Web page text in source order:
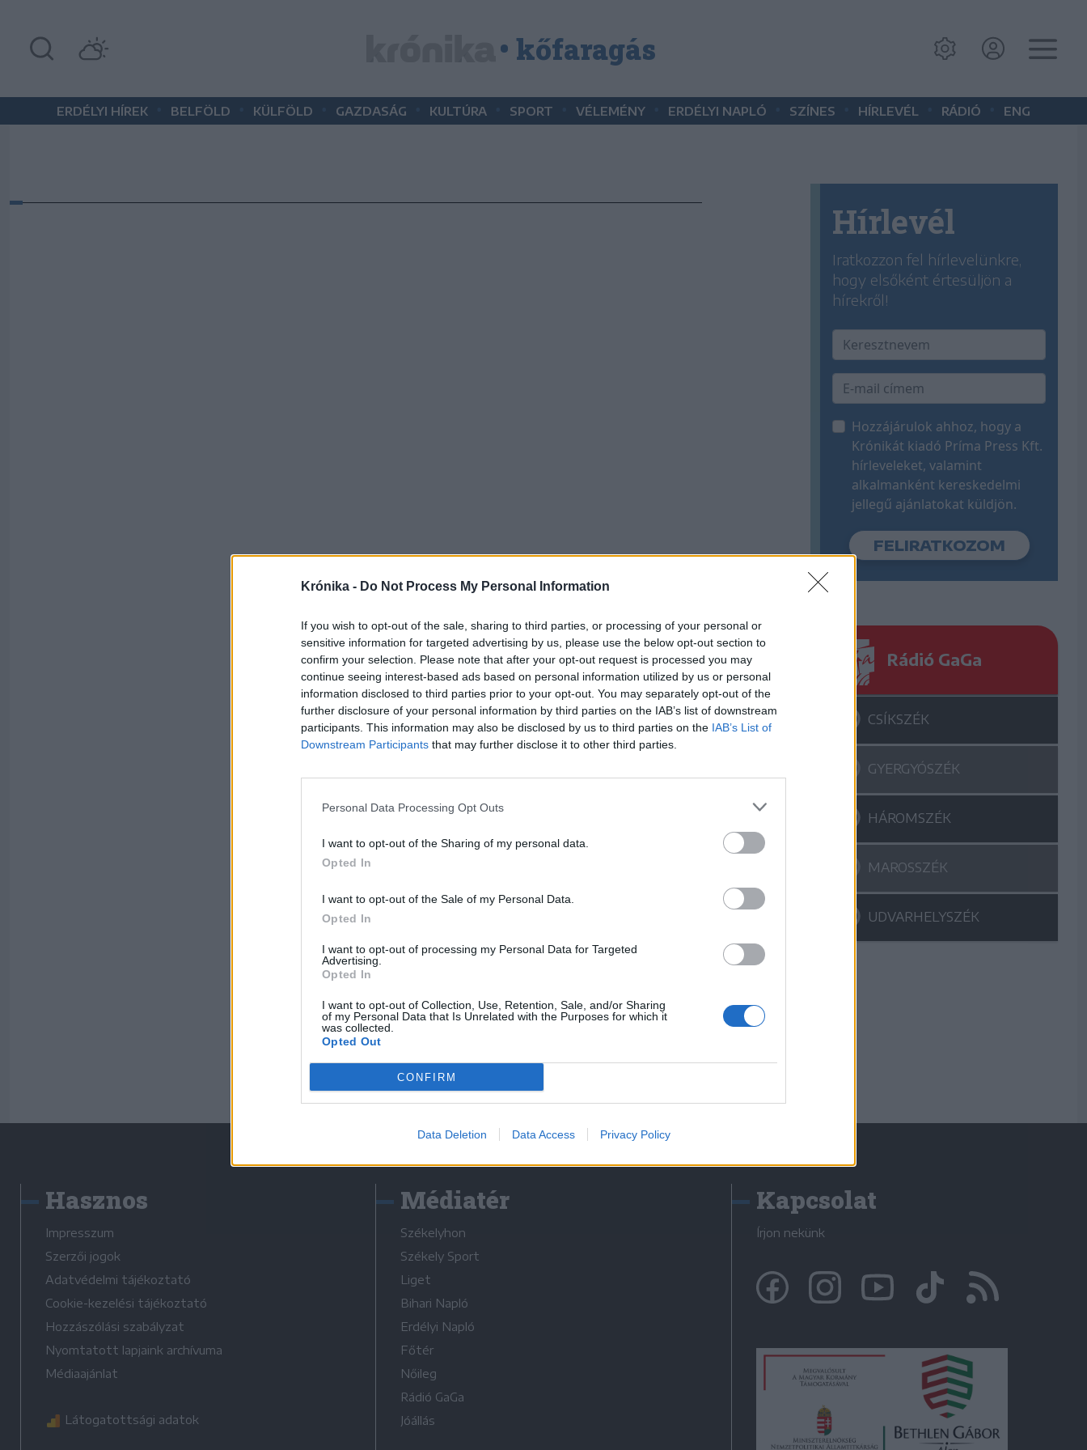
Krónika - Do Not Process My Personal Information
If you wish to opt-out of the sale, sharing to third parties, or processing of your personal or
sensitive information for targeted advertising by us, please use the below opt-out section to
confirm your selection. Please note that after your opt-out request is processed you may
continue seeing interest-based ads based on personal information utilized by us or personal
information disclosed to third parties prior to your opt-out. You may separately opt-out of the
further disclosure of your personal information by third parties on the IAB’s list of downstream
participants. This information may also be disclosed by us to third parties on the IAB’s List of
Downstream Participants that may further disclose it to other third parties.
Personal Data Processing Opt Outs
I want to opt-out of the Sharing of my personal data.
Opted In
I want to opt-out of the Sale of my Personal Data.
Opted In
I want to opt-out of processing my Personal Data for Targeted
Advertising.
Opted In
I want to opt-out of Collection, Use, Retention, Sale, and/or Sharing
of my Personal Data that Is Unrelated with the Purposes for which it
was collected.
Opted Out
CONFIRM
Data Deletion Data Access Privacy Policy
• kőfaragás
ERDÉLYI HÍREK BELFÖLD KÜLFÖLD GAZDASÁG KULTÚRA SPORT VÉLEMÉNY ERDÉLYI NAPLÓ SZÍNES HÍRLEVÉL RÁDIÓ ENG
Hírlevél
Iratkozzon fel hírlevelünkre,
hogy elsőként értesüljön a
hírekről!
Hozzájárulok ahhoz, hogy a
Krónikát kiadó Príma Press Kft.
hírleveleket, valamint
alkalmanként kereskedelmi
jellegű ajánlatokat küldjön.
Rádió GaGa
CSÍKSZÉK
GYERGYÓSZÉK
HÁROMSZÉK
MAROSSZÉK
UDVARHELYSZÉK
Hasznos
Impresszum
Szerzői jogok
Adatvédelmi tájékoztató
Cookie-kezelési tájékoztató
Hozzászólási szabályzat
Nyomtatott lapjaink archívuma
Médiaajánlat
Látogatottsági adatok
Médiatér
Székelyhon
Székely Sport
Liget
Bihari Napló
Erdélyi Napló
Főtér
Nőileg
Rádió GaGa
Jóállás
Kapcsolat
Írjon nekünk